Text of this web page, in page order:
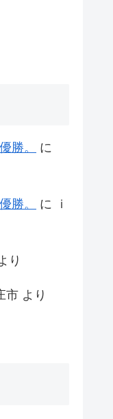
勝。
に
勝。 に
ｉ
り
市 より